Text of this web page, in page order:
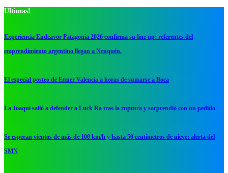
Ultimas!
Experiencia Endeavor Patagonia 2026 confirma su line up: referentes del
emprendimiento argentino llegan a Neuquén.
El especial posteo de Enner Valencia a horas de sumarse a Boca
La Joaqui salió a defender a Luck Ra tras la ruptura y sorprendió con un pedido
Se esperan vientos de más de 100 km/h y hasta 50 centímetros de nieve: alerta del
SMN